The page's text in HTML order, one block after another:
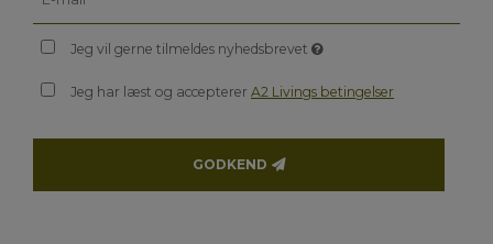
Jeg vil gerne tilmeldes nyhedsbrevet
Jeg har læst og acceptererA2 Livings betingelser
GODKEND